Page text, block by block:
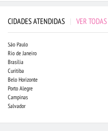
CIDADES ATENDIDAS | VER TODAS
São Paulo
Rio de Janeiro
Brasília
Curitiba
Belo Horizonte
Porto Alegre
Campinas
Salvador